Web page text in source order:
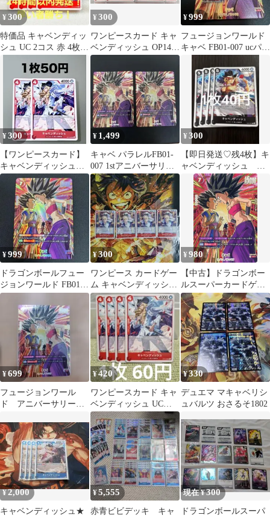
¥300
特価品 キャベンディッ
シュ UC 2コス 赤 4枚
¥300
ワンピースカード キャ
ベンディッシュ OP14-
004 UC 4枚セット
¥999
フュージョンワールド
キャベ FB01-007 ucパラ
¥300
【ワンピースカード】
キャベンディッシュ
OP15-006 在庫2
¥ 1,499
キャベ パラレルFB01-
007 1stアニバーサリ
ー ２枚
¥300
【即日発送♡残4枚】キ
ャベンディッシュ
op04-081 ワンピースカ
ード
¥999
ドラゴンボールフュー
ジョンワールド FB01-
007 キャベ UC パラレ
¥300
ワンピース カードゲー
ム キャベンディッシュ
ＯＰ01-008UC 4枚セッ
ト
¥980
【中古】ドラゴンボー
ルスーパーカードゲー
ム FB01-007[UC☆]：キ
ャベ
¥699
フュージョンワール
ド アニバーサリー
FB01-007
¥420
ワンピースカード キャ
ベンディッシュ UC
OP15-006
¥330
デュエマ マキャベリシ
ュバルツ おさるそ1802
¥2,000
キャベンディッシュ★
¥5,555
赤青ビビデッキ キャ
現在 ¥300
ドラゴンボールスーパ